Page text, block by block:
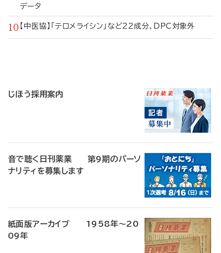
データ
【中医協】「テロメライシン」など22成分、DPC対象外
じほう採用案内
音で聴く日刊薬業 第9期のパーソ
ナリティを募集します
紙面版アーカイブ 1958年～20
09年